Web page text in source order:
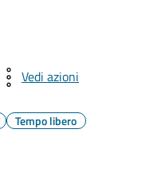
Vedi azioni
Tempo libero